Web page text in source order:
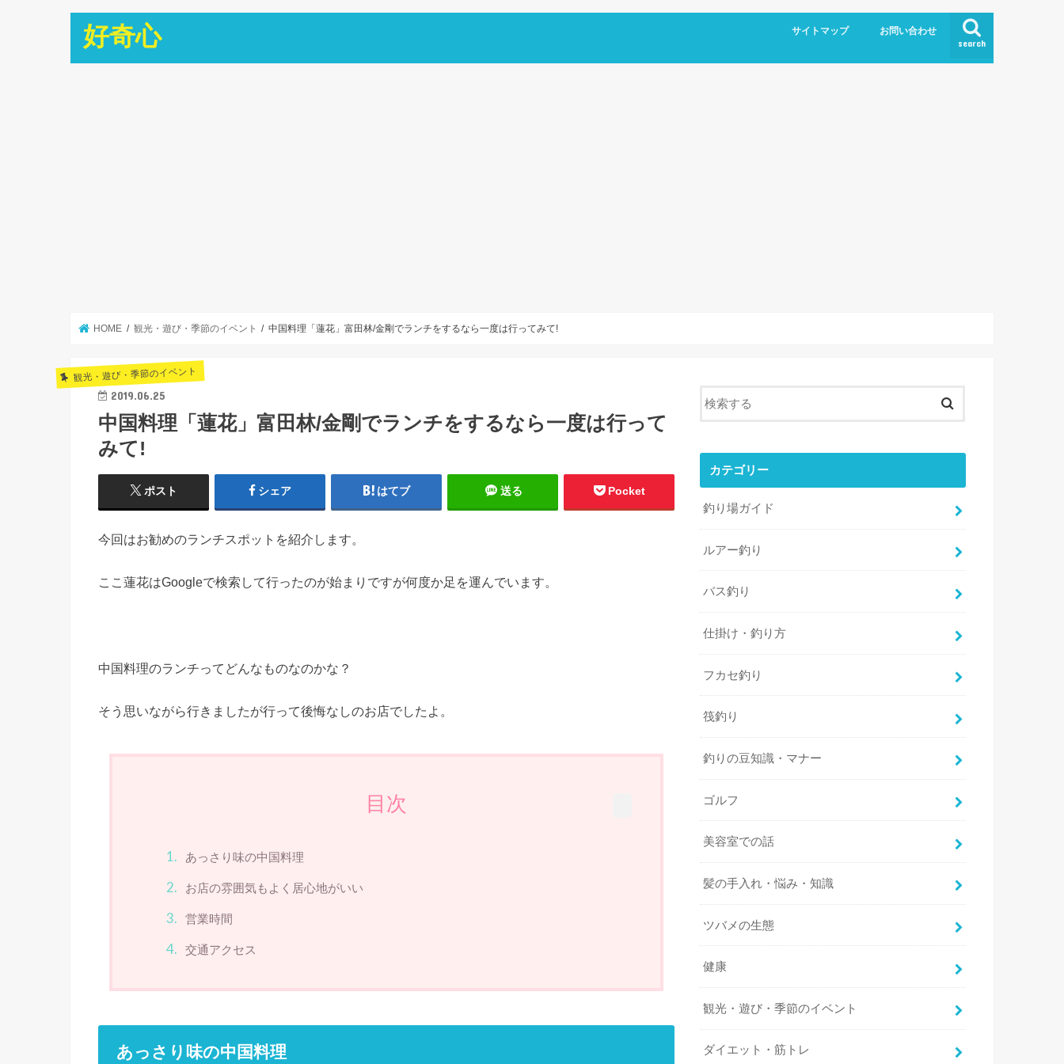
好奇心 search
サイトマップ お問い合わせ
HOME 観光・遊び・季節のイベント 中国料理「蓮花」富田林/金剛でランチをするなら一度は行ってみて!
観光・遊び・季節のイベント
2019.06.25
中国料理「蓮花」富田林/金剛でランチをするなら一度は行って
みて!
ポスト シェア はてブ 送る Pocket
今回はお勧めのランチスポットを紹介します。
ここ蓮花はGoogleで検索して行ったのが始まりですが何度か足を運んでいます。
中国料理のランチってどんなものなのかな？
そう思いながら行きましたが行って後悔なしのお店でしたよ。
目次
あっさり味の中国料理
お店の雰囲気もよく居心地がいい
営業時間
交通アクセス
あっさり味の中国料理
カテゴリー
釣り場ガイド
ルアー釣り
バス釣り
仕掛け・釣り方
フカセ釣り
筏釣り
釣りの豆知識・マナー
ゴルフ
美容室での話
髪の手入れ・悩み・知識
ツバメの生態
健康
観光・遊び・季節のイベント
ダイエット・筋トレ